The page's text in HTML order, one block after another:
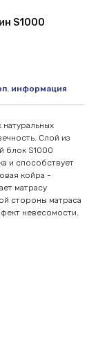
S1000
информация
натуральных
Слой из
блок S1000
и способствует
койра -
матрасу
стороны матраса
невесомости.